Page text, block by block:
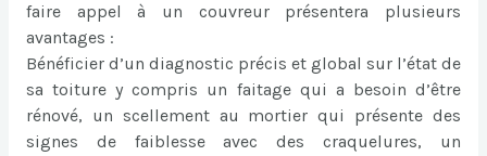
faire appel à un couvreur présentera plusieurs
avantages :
Bénéficier d’un diagnostic précis et global sur l’état de
sa toiture y compris un faitage qui a besoin d’être
rénové, un scellement au mortier qui présente des
signes de faiblesse avec des craquelures, un